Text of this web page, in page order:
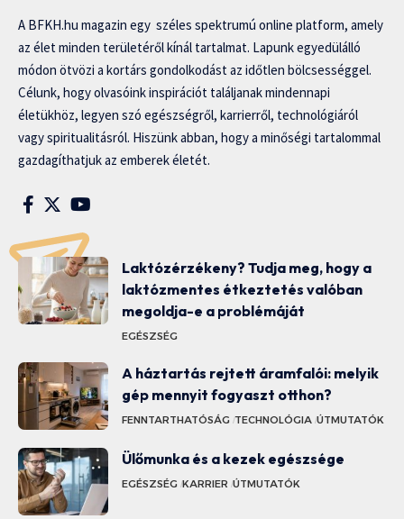
A BFKH.hu magazin egy széles spektrumú online platform, amely
az élet minden területéről kínál tartalmat. Lapunk egyedülálló
módon ötvözi a kortárs gondolkodást az időtlen bölcsességgel.
Célunk, hogy olvasóink inspirációt találjanak mindennapi
életükhöz, legyen szó egészségről, karrierről, technológiáról
vagy spiritualitásról. Hiszünk abban, hogy a minőségi tartalommal
gazdagíthatjuk az emberek életét.
Laktózérzékeny? Tudja meg, hogy a
laktózmentes étkeztetés valóban
megoldja-e a problémáját
EGÉSZSÉG
A háztartás rejtett áramfalói: melyik
gép mennyit fogyaszt otthon?
FENNTARTHATÓSÁG TECHNOLÓGIA ÚTMUTATÓK
Ülőmunka és a kezek egészsége
EGÉSZSÉG KARRIER ÚTMUTATÓK